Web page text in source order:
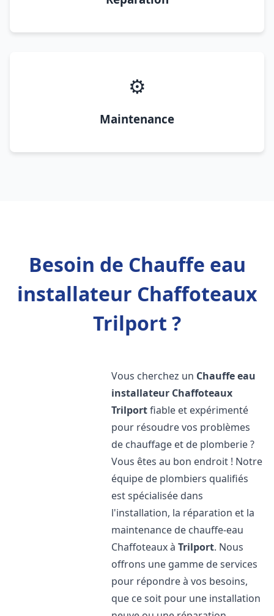
⚙️
Maintenance
Besoin de Chauffe eau
installateur Chaffoteaux
Trilport ?
Vous cherchez un Chauffe eau
installateur Chaffoteaux
Trilportfiable et expérimenté
pour résoudre vos problèmes
de chauffage et de plomberie ?
Vous êtes au bon endroit ! Notre
équipe de plombiers qualifiés
est spécialisée dans
l'installation, la réparation et la
maintenance de chauffe-eau
Chaffoteaux àTrilport. Nous
offrons une gamme de services
pour répondre à vos besoins,
que ce soit pour une installation